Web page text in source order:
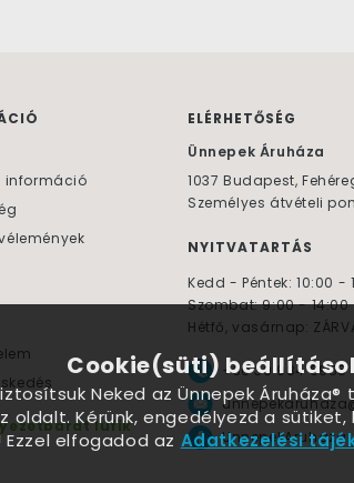
információ
lufik
ELÉRHETŐSÉG
Ünnepek Áruháza
1037 Budapest,
Személyes átvételi
NYITVATARTÁS
Kedd - Péntek: 10:00 -
Szombat: 9:00 - 14:00
Hétfő, vasárnap:
+36 30 984 6955
UnnepekAruhaza
Cookie(süti)
Neked az Ünnepek
Kérünk, engedélyezd a
elfogadod az Adatkezelési